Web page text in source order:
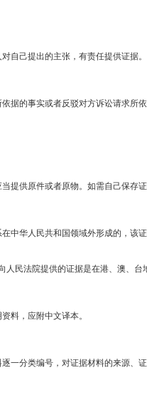
自己提出的主张，有责任提供证据。
据的事实或者反驳对方诉讼请求所
提供原件或者原物。如需自己保存
中华人民共和国领域外形成的，该
民法院提供的证据是在港、澳、台
料，应附中文译本。
一分类编号，对证据材料的来源、